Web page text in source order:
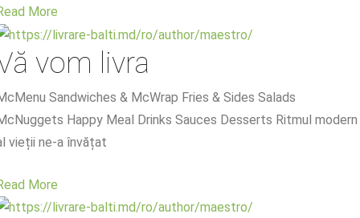
More
vom livra
Sandwiches & McWrap Fries & Sides Salads
Happy Meal Drinks Sauces Desserts Ritmul modern
vieții ne-a învățat
More